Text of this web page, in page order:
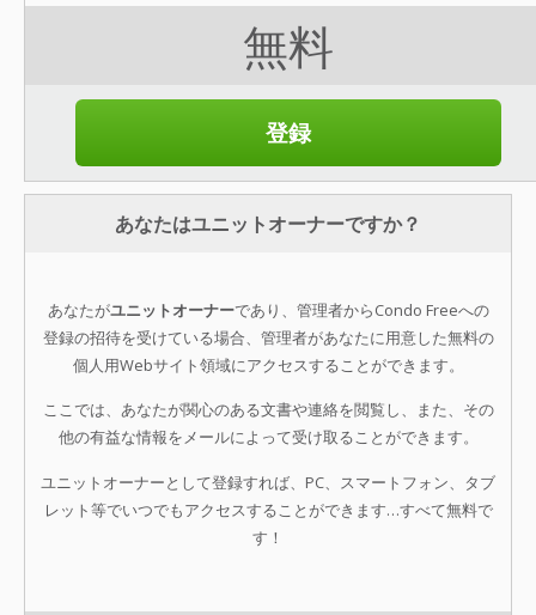
無料
登録
あなたはユニットオーナーですか？
あなたがユニットオーナーであり、管理者からCondo Freeへの
登録の招待を受けている場合、管理者があなたに用意した無料の
個人用Webサイト領域にアクセスすることができます。
ここでは、あなたが関心のある文書や連絡を閲覧し、また、その
他の有益な情報をメールによって受け取ることができます。
ユニットオーナーとして登録すれば、PC、スマートフォン、タブ
レット等でいつでもアクセスすることができます…すべて無料で
す！